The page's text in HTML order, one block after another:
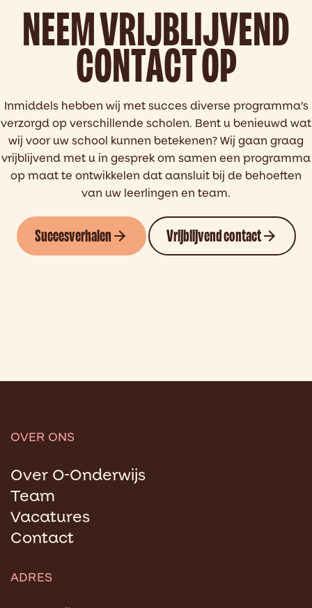
NEEM VRIJBLIJVEND
CONTACT OP
Inmiddels hebben wij met succes diverse programma’s
verzorgd op verschillende scholen. Bent u benieuwd wat
wij voor uw school kunnen betekenen? Wij gaan graag
vrijblijvend met u in gesprek om samen een programma
op maat te ontwikkelen dat aansluit bij de behoeften
van uw leerlingen en team.
Succesverhalen Vrijblijvend contact
OVER ONS
Over O-Onderwijs
Team
Vacatures
Contact
ADRES